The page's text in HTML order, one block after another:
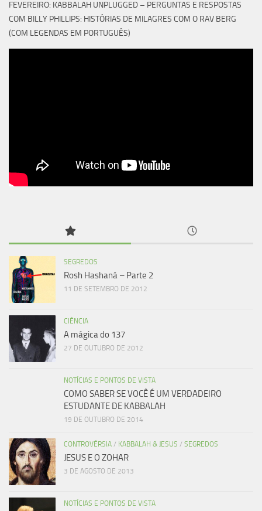
FEVEREIRO: KABBALAH UNPLUGGED – PERGUNTAS E RESPOSTAS
COM BILLY PHILLIPS: HISTÓRIAS DE MILAGRES COM O RAV BERG
(COM LEGENDAS EM PORTUGUÊS)
SEGREDOS
Rosh Hashaná – Parte 2
11 DE SETEMBRO DE 2012
CIÊNCIA
A mágica do 137
27 DE OUTUBRO DE 2012
NOTÍCIAS E PONTOS DE VISTA
COMO SABER SE VOCÊ É UM VERDADEIRO
ESTUDANTE DE KABBALAH
19 DE OUTUBRO DE 2014
CONTROVÉRSIA / KABBALAH & JESUS / SEGREDOS
JESUS E O ZOHAR
3 DE AGOSTO DE 2013
NOTÍCIAS E PONTOS DE VISTA